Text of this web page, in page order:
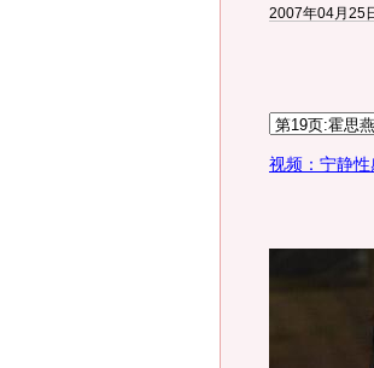
2007年04月25
视频：宁静